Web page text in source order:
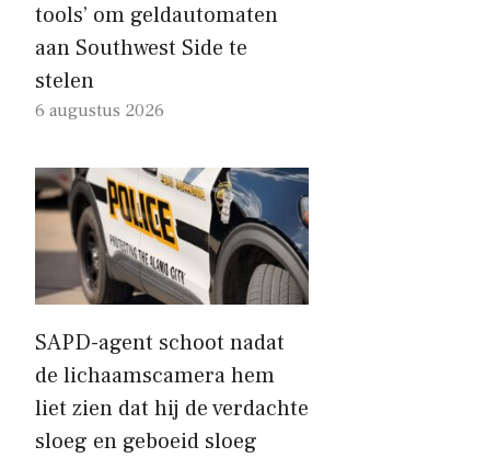
tools’ om geldautomaten
aan Southwest Side te
stelen
6 augustus 2026
SAPD-agent schoot nadat
de lichaamscamera hem
liet zien dat hij de verdachte
sloeg en geboeid sloeg